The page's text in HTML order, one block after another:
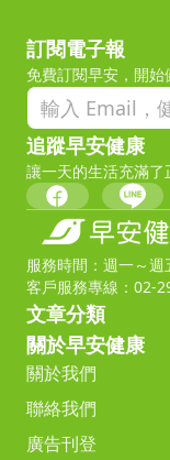
訂閱電子報
免費訂閱早安，開始
追蹤早安健康
讓一天的生活充滿了
服務時間：週一～
客戶服務專線：02-
文章分類
關於早安健康
關於我們
聯絡我們
廣告刊登